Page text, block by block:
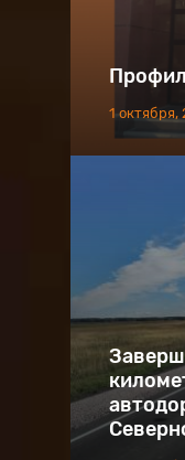
1 октября,